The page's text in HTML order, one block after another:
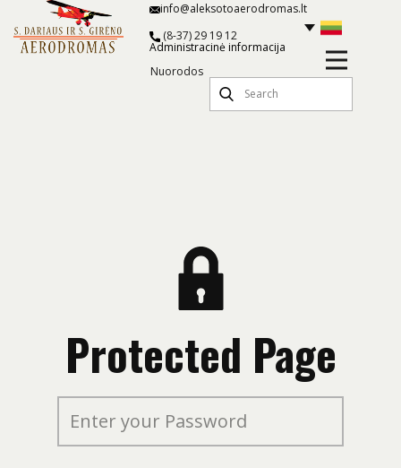
(8-37) 29 19 12
info@aleksotoaerodromas.lt
Nuorodos
Administracinė informacija
Protected Page